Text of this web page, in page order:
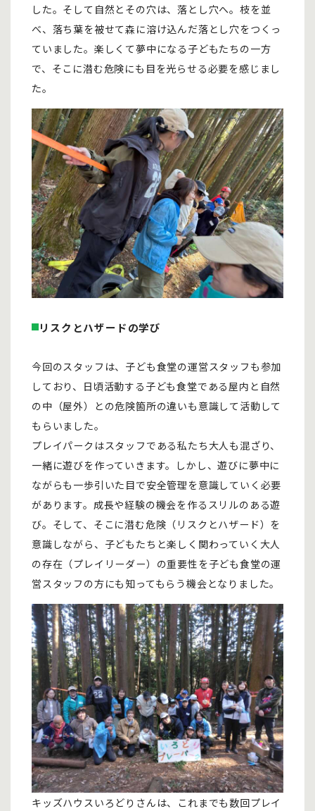
した。そして自然とその穴は、落とし穴へ。枝を並
べ、落ち葉を被せて森に溶け込んだ落とし穴をつくっ
ていました。楽しくて夢中になる子どもたちの一方
で、そこに潜む危険にも目を光らせる必要を感じまし
た。
リスクとハザードの学び
今回のスタッフは、子ども食堂の運営スタッフも参加
しており、日頃活動する子ども食堂である屋内と自然
の中（屋外）との危険箇所の違いも意識して活動して
もらいました。
プレイパークはスタッフである私たち大人も混ざり、
一緒に遊びを作っていきます。しかし、遊びに夢中に
ながらも一歩引いた目で安全管理を意識していく必要
があります。成長や経験の機会を作るスリルのある遊
び。そして、そこに潜む危険（リスクとハザード）を
意識しながら、子どもたちと楽しく関わっていく大人
の存在（プレイリーダー）の重要性を子ども食堂の運
営スタッフの方にも知ってもらう機会となりました。
キッズハウスいろどりさんは、これまでも数回プレイ